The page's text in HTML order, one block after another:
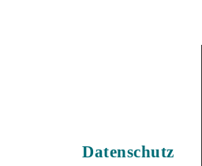
Datenschutz